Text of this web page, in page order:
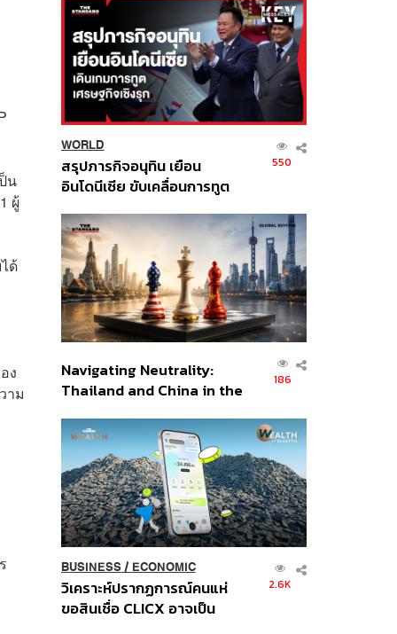
น
ผู้
ด้
ง
าม
WORLD
สรุปภารกิจอนุทิน เยือน
อินโดนีเซีย ขับเคลื่อนการทูต
ส่วนยุทธศาสตร์ไทย –
อินโดนีเซีย
550
Navigating Neutrality:
Thailand and China in the
Order
186
BUSINESS/ ECONOMIC
วิเคราะห์ปรากฏการณ์คนแห่
ขอสินเชื่อ CLICX อาจเป็น
2.6K